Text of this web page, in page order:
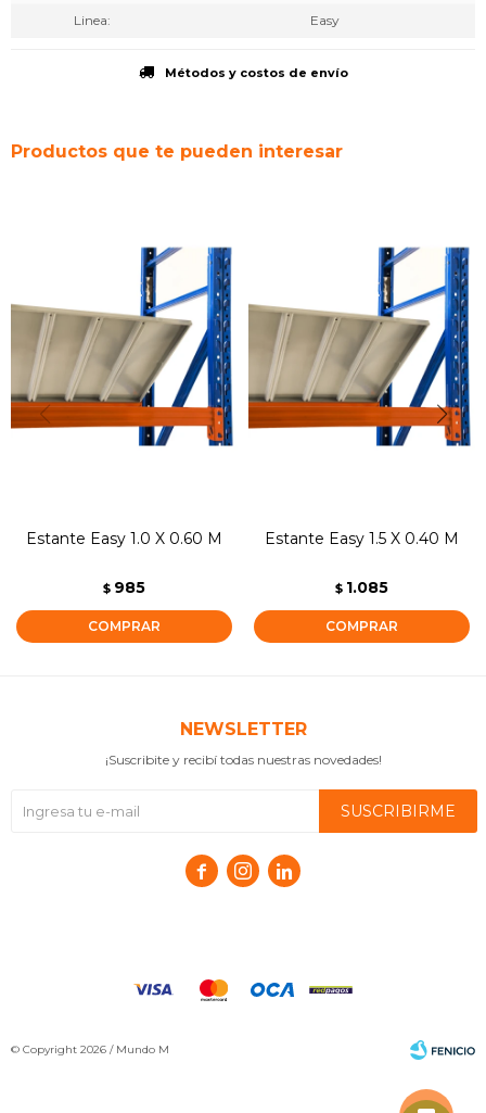
Linea Easy
Métodos y costos de envío
Productos que te pueden interesar
Estante Easy 1.0 X 0.60 M
$ 985
Estante Easy 1.5 X 0.40 M
$ 1.085
NEWSLETTER
¡Suscribite y recibí todas nuestras novedades!
SUSCRIBIRME
  
© Copyright 2026 / Mundo M